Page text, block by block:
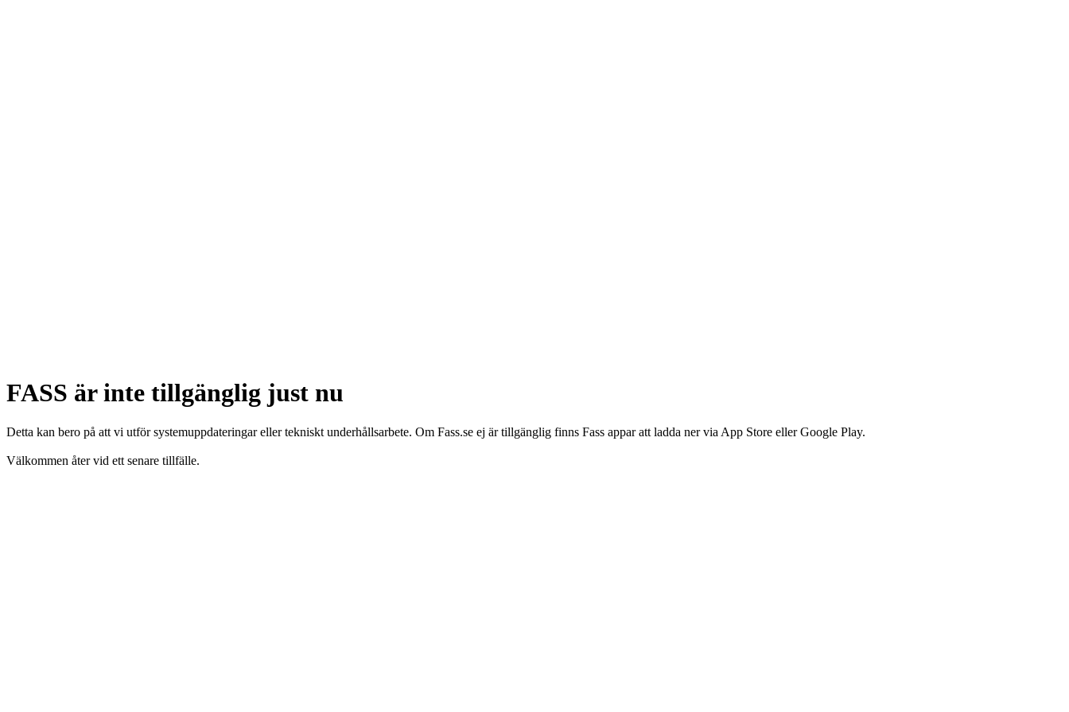
FASS är inte tillgänglig just nu
Detta kan bero på att vi utför systemuppdateringar eller tekniskt underhållsarbete. Om Fass.se ej är tillgänglig finns Fass appar att ladda ner via App Store eller Google Play.
Välkommen åter vid ett senare tillfälle.